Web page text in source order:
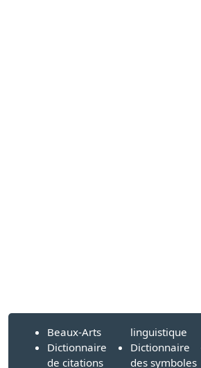
Beaux-Arts
Dictionnaire
de citations
linguistique
Dictionnaire
des symboles